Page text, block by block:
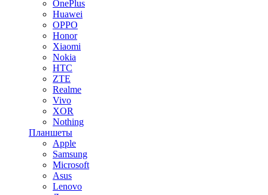
OnePlus
Huawei
OPPO
Honor
Xiaomi
Nokia
HTC
ZTE
Realme
Vivo
XOR
Nothing
Планшеты
Apple
Samsung
Microsoft
Asus
Lenovo